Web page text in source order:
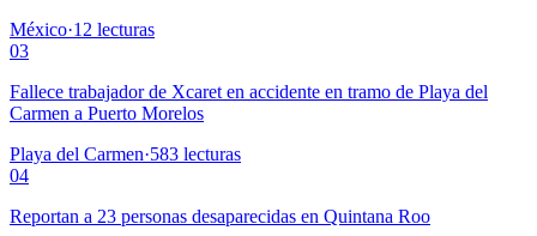
México·12 lecturas
03
Fallece trabajador de Xcaret en accidente en tramo de Playa del
Carmen a Puerto Morelos
Playa del Carmen·583 lecturas
04
Reportan a 23 personas desaparecidas en Quintana Roo